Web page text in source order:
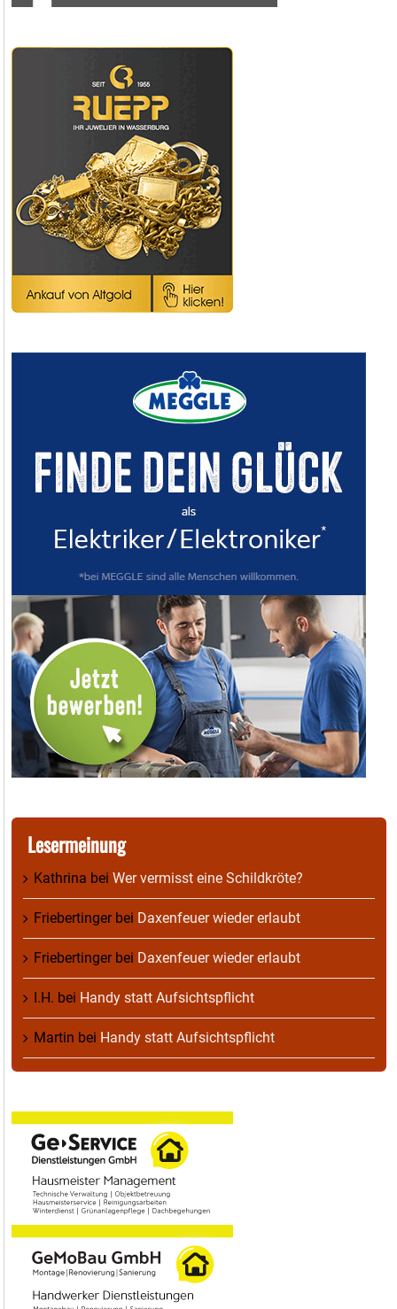
Lesermeinung
Kathrina bei Wer vermisst eine Schildkröte?
Friebertingerbei Daxenfeuer wieder erlaubt
Friebertingerbei Daxenfeuer wieder erlaubt
I.H. bei Handy statt Aufsichtspflicht
Martin bei Handy statt Aufsichtspflicht